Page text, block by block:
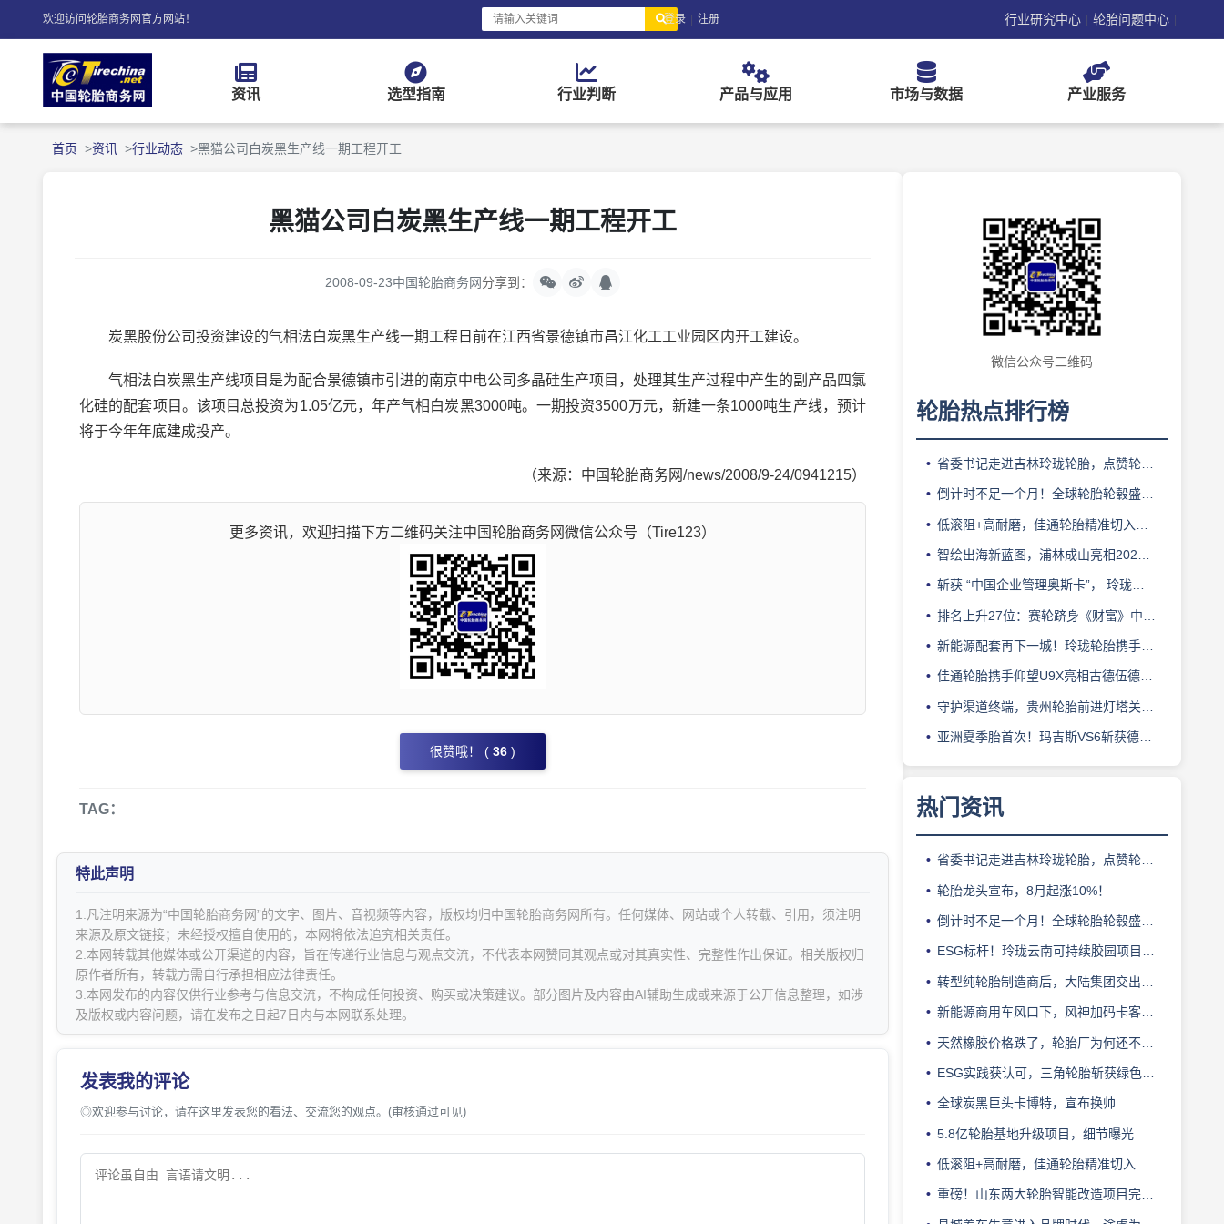
欢迎访问轮胎商务网官方网站！ 登录 | 注册 行业研究中心 | 轮胎问题中心 |
资讯 选型指南 行业判断 产品与应用 市场与数据 产业服务
首页 资讯 行业动态 黑猫公司白炭黑生产线一期工程开工
黑猫公司白炭黑生产线一期工程开工
2008-09-23中国轮胎商务网分享到：
炭黑股份公司投资建设的气相法白炭黑生产线一期工程日前在江西省景德镇市昌江化工工业园区内开工建设。
气相法白炭黑生产线项目是为配合景德镇市引进的南京中电公司多晶硅生产项目，处理其生产过程中产生的副产品四氯
化硅的配套项目。该项目总投资为1.05亿元，年产气相白炭黑3000吨。一期投资3500万元，新建一条1000吨生产线，预计
将于今年年底建成投产。
（来源：中国轮胎商务网/news/2008/9-24/0941215）
更多资讯，欢迎扫描下方二维码关注中国轮胎商务网微信公众号（Tire123）
很赞哦！ ( 36 )
TAG：
特此声明
1.凡注明来源为“中国轮胎商务网”的文字、图片、音视频等内容，版权均归中国轮胎商务网所有。任何媒体、网站或个人转载、引用，须注明
来源及原文链接；未经授权擅自使用的，本网将依法追究相关责任。
2.本网转载其他媒体或公开渠道的内容，旨在传递行业信息与观点交流，不代表本网赞同其观点或对其真实性、完整性作出保证。相关版权归
原作者所有，转载方需自行承担相应法律责任。
3.本网发布的内容仅供行业参考与信息交流，不构成任何投资、购买或决策建议。部分图片及内容由AI辅助生成或来源于公开信息整理，如涉
及版权或内容问题，请在发布之日起7日内与本网联系处理。
发表我的评论
◎欢迎参与讨论，请在这里发表您的看法、交流您的观点。(审核通过可见)
微信公众号二维码
轮胎热点排行榜
省委书记走进吉林玲珑轮胎，点赞轮胎智造标杆
倒计时不足一个月！全球轮胎轮毂盛会即将登陆上海！
低滚阻+高耐磨，佳通轮胎精准切入新能源轻卡赛道
智绘出海新蓝图，浦林成山亮相2026泰中合作博览会
斩获 “中国企业管理奥斯卡”， 玲珑轮胎蝉联 BMC 大奖
排名上升27位：赛轮跻身《财富》中国500强背后的增长逻辑
新能源配套再下一城！玲珑轮胎携手小鹏L03全球上市
佳通轮胎携手仰望U9X亮相古德伍德，以轮胎科技挑战性能边界
守护渠道终端，贵州轮胎前进灯塔关爱基金驰援长春受灾门店
亚洲夏季胎首次！玛吉斯VS6斩获德国TÜV SÜD高阶认证
热门资讯
省委书记走进吉林玲珑轮胎，点赞轮胎智造标杆
轮胎龙头宣布，8月起涨10%！
倒计时不足一个月！全球轮胎轮毂盛会即将登陆上海！
ESG标杆！玲珑云南可持续胶园项目获评最佳实践
转型纯轮胎制造商后，大陆集团交出亮眼业绩
新能源商用车风口下，风神加码卡客车胎产能
天然橡胶价格跌了，轮胎厂为何还不敢“松口气”？
ESG实践获认可，三角轮胎斩获绿色发展典范企业奖
全球炭黑巨头卡博特，宣布换帅
5.8亿轮胎基地升级项目，细节曝光
低滚阻+高耐磨，佳通轮胎精准切入新能源轻卡赛道
重磅！山东两大轮胎智能改造项目完成备案